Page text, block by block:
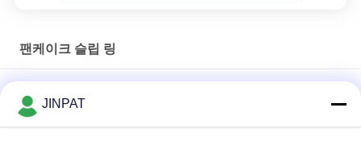
팬케이크 슬립 링
PCB 고전류 미끄러짐 반지 수집가 전기 합동 300rpm 380vac 알
JINPAT